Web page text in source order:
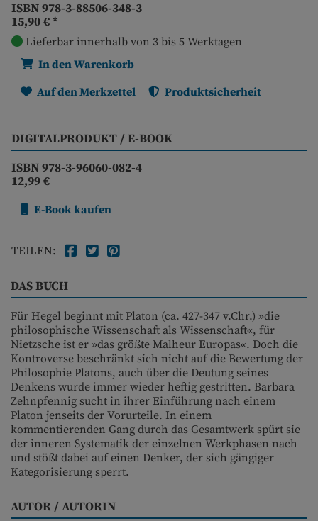
ISBN 978-3-88506-348-3
15,90 €*
Lieferbar innerhalb von 3 bis 5 Werktagen
In den Warenkorb
Auf den Merkzettel
Produktsicherheit
DIGITALPRODUKT / E-BOOK
ISBN 978-3-96060-082-4
12,99 €
E-Book kaufen
TEILEN:
DAS BUCH
Für Hegel beginnt mit Platon (ca. 427-347 v.Chr.) »die
philosophische Wissenschaft als Wissenschaft«, für
Nietzsche ist er »das größte Malheur Europas«. Doch die
Kontroverse beschränkt sich nicht auf die Bewertung der
Philosophie Platons, auch über die Deutung seines
Denkens wurde immer wieder heftig gestritten. Barbara
Zehnpfennig sucht in ihrer Einführung nach einem
Platon jenseits der Vorurteile. In einem
kommentierenden Gang durch das Gesamtwerk spürt sie
der inneren Systematik der einzelnen Werkphasen nach
und stößt dabei auf einen Denker, der sich gängiger
Kategorisierung sperrt.
AUTOR / AUTORIN